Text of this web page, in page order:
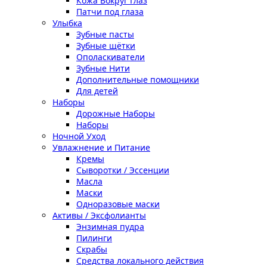
Патчи под глаза
Улыбка
Зубные пасты
Зубные щётки
Ополаскиватели
Зубные Нити
Дополнительные помощники
Для детей
Наборы
Дорожные Наборы
Наборы
Ночной Уход
Увлажнение и Питание
Кремы
Сыворотки / Эссенции
Масла
Маски
Одноразовые маски
Активы / Эксфолианты
Энзимная пудра
Пилинги
Скрабы
Средства локального действия